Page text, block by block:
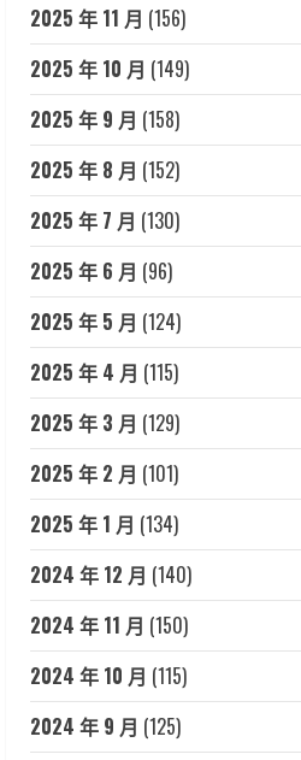
2025 年 11 月 (156)
2025 年 10 月 (149)
2025 年 9 月 (158)
2025 年 8 月 (152)
2025 年 7 月 (130)
2025 年 6 月 (96)
2025 年 5 月 (124)
2025 年 4 月 (115)
2025 年 3 月 (129)
2025 年 2 月 (101)
2025 年 1 月 (134)
2024 年 12 月 (140)
2024 年 11 月 (150)
2024 年 10 月 (115)
2024 年 9 月 (125)